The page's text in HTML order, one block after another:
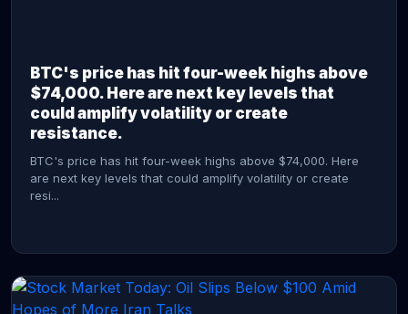
BTC's price has hit four-week highs above
$74,000. Here are next key levels that
could amplify volatility or create
resistance.
BTC's price has hit four-week highs above $74,000. Here
are next key levels that could amplify volatility or create
resi...